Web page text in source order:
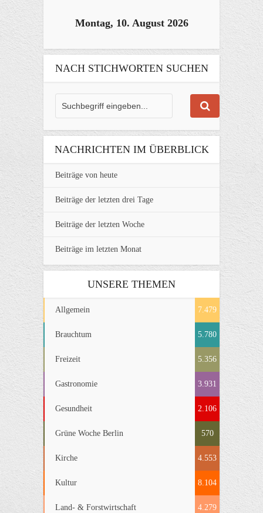
Montag, 10. August 2026
NACH STICHWORTEN SUCHEN
NACHRICHTEN IM ÜBERBLICK
Beiträge von heute
Beiträge der letzten drei Tage
Beiträge der letzten Woche
Beiträge im letzten Monat
UNSERE THEMEN
Allgemein 7.479
Brauchtum 5.780
Freizeit 5.356
Gastronomie 3.931
Gesundheit 2.106
Grüne Woche Berlin 570
Kirche 4.553
Kultur 8.104
Land- & Forstwirtschaft 4.279